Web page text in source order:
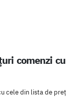
comenzi cu
cele din lista de preț